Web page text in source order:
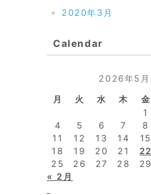
2020年3月
Calendar
2026年5月
月
火 水 木 金
1
4
5 6 7 8
11
12 13 14 15
18
19 20 21 22
25
26 27 28 29
« 2月